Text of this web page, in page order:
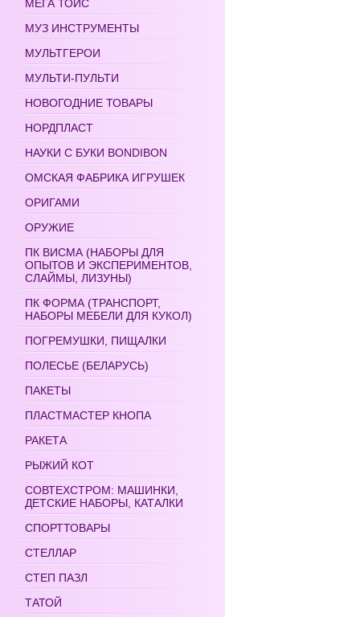
МЕГА ТОЙС
МУЗ ИНСТРУМЕНТЫ
МУЛЬТГЕРОИ
МУЛЬТИ-ПУЛЬТИ
НОВОГОДНИЕ ТОВАРЫ
НОРДПЛАСТ
НАУКИ С БУКИ BONDIBON
ОМСКАЯ ФАБРИКА ИГРУШЕК
ОРИГАМИ
ОРУЖИЕ
ПК ВИСМА (НАБОРЫ ДЛЯ
ОПЫТОВ И ЭКСПЕРИМЕНТОВ,
СЛАЙМЫ, ЛИЗУНЫ)
ПК ФОРМА (ТРАНСПОРТ,
НАБОРЫ МЕБЕЛИ ДЛЯ КУКОЛ)
ПОГРЕМУШКИ, ПИЩАЛКИ
ПОЛЕСЬЕ (БЕЛАРУСЬ)
ПАКЕТЫ
ПЛАСТМАСТЕР КНОПА
РАКЕТА
РЫЖИЙ КОТ
СОВТЕХСТРОМ: МАШИНКИ,
ДЕТСКИЕ НАБОРЫ, КАТАЛКИ
СПОРТТОВАРЫ
СТЕЛЛАР
СТЕП ПАЗЛ
ТАТОЙ